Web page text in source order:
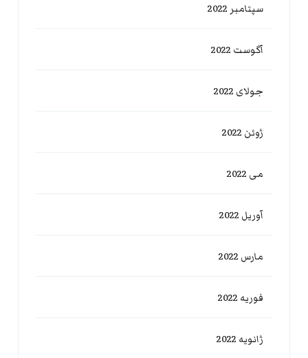
سپتامبر 2022
آگوست 2022
جولای 2022
ژوئن 2022
می 2022
آوریل 2022
مارس 2022
فوریه 2022
ژانویه 2022